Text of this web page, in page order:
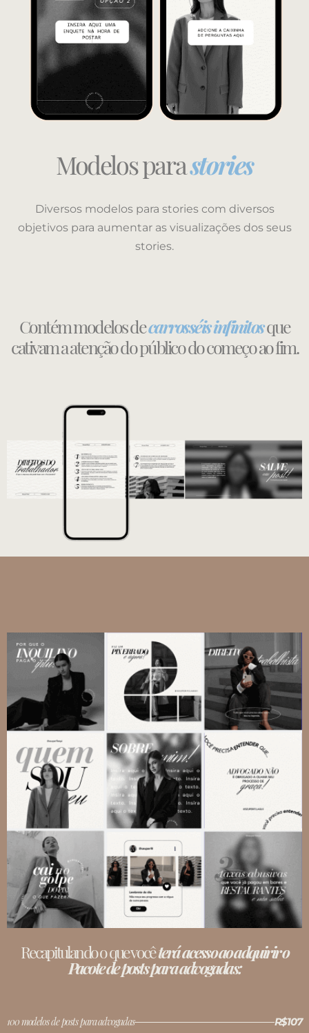
Modelos parastories
Diversos modelos para stories com diversos
objetivos para aumentar as visualizações dos seus
stories.
Contém modelos decarrosséis infinitosque
cativam a atenção do público do começo ao fim.
Recapitulando o que vocêterá acesso ao adquirir o
Pacote de posts para advogadas:
100 modelos de posts para advogadas R$107